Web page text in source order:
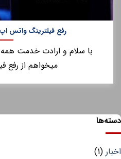
(1)
رفع فیلترینگ واتس
با سلام و ارادت خدمت همه
میخواهم از رفع